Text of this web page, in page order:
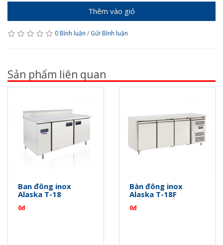
Thêm vào giỏ
0 Bình luận / Gửi Bình luận
Sản phẩm liên quan
Ban đông inox
Alaska T-18
0đ
Bàn đông inox
Alaska T-18F
0đ